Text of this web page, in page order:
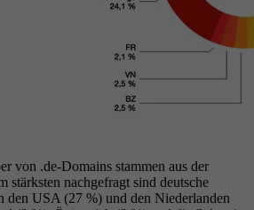
von .de-Domains stammen aus der
stärksten nachgefragt sind deutsche
den USA (27 %) und den Niederlanden